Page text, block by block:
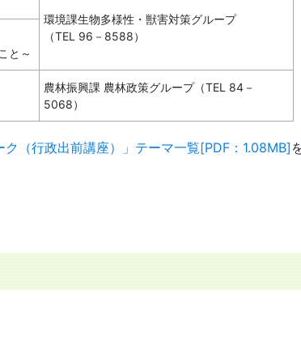
環境課生物多様性・獣害対策グループ
（TEL 96－8588）
と～
農林振興課 農林政策グループ（TEL 84－
5068）
（行政出前講座）」テーマ一覧[PDF：1.08MB]